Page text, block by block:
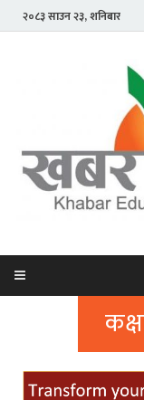
२०८३ साउन २३, शनिबार